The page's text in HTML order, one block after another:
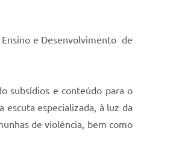
e Desenvolvimento de
subsídios e conteúdo para o
escuta especializada, à luz da
de violência, bem como